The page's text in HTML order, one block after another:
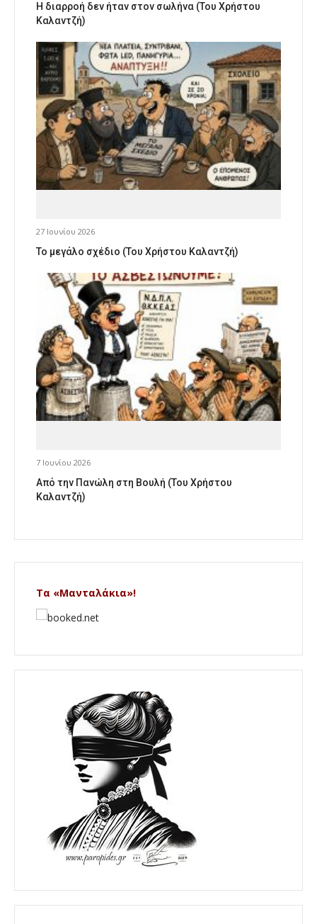
Η διαρροή δεν ήταν στον σωλήνα (Του Χρήστου
Καλαντζή)
27 Ιουνίου 2026
Το μεγάλο σχέδιο (Του Χρήστου Καλαντζή)
7 Ιουνίου 2026
Από την Πανώλη στη Βουλή (Του Χρήστου
Καλαντζή)
Τα «Μανταλάκια»!